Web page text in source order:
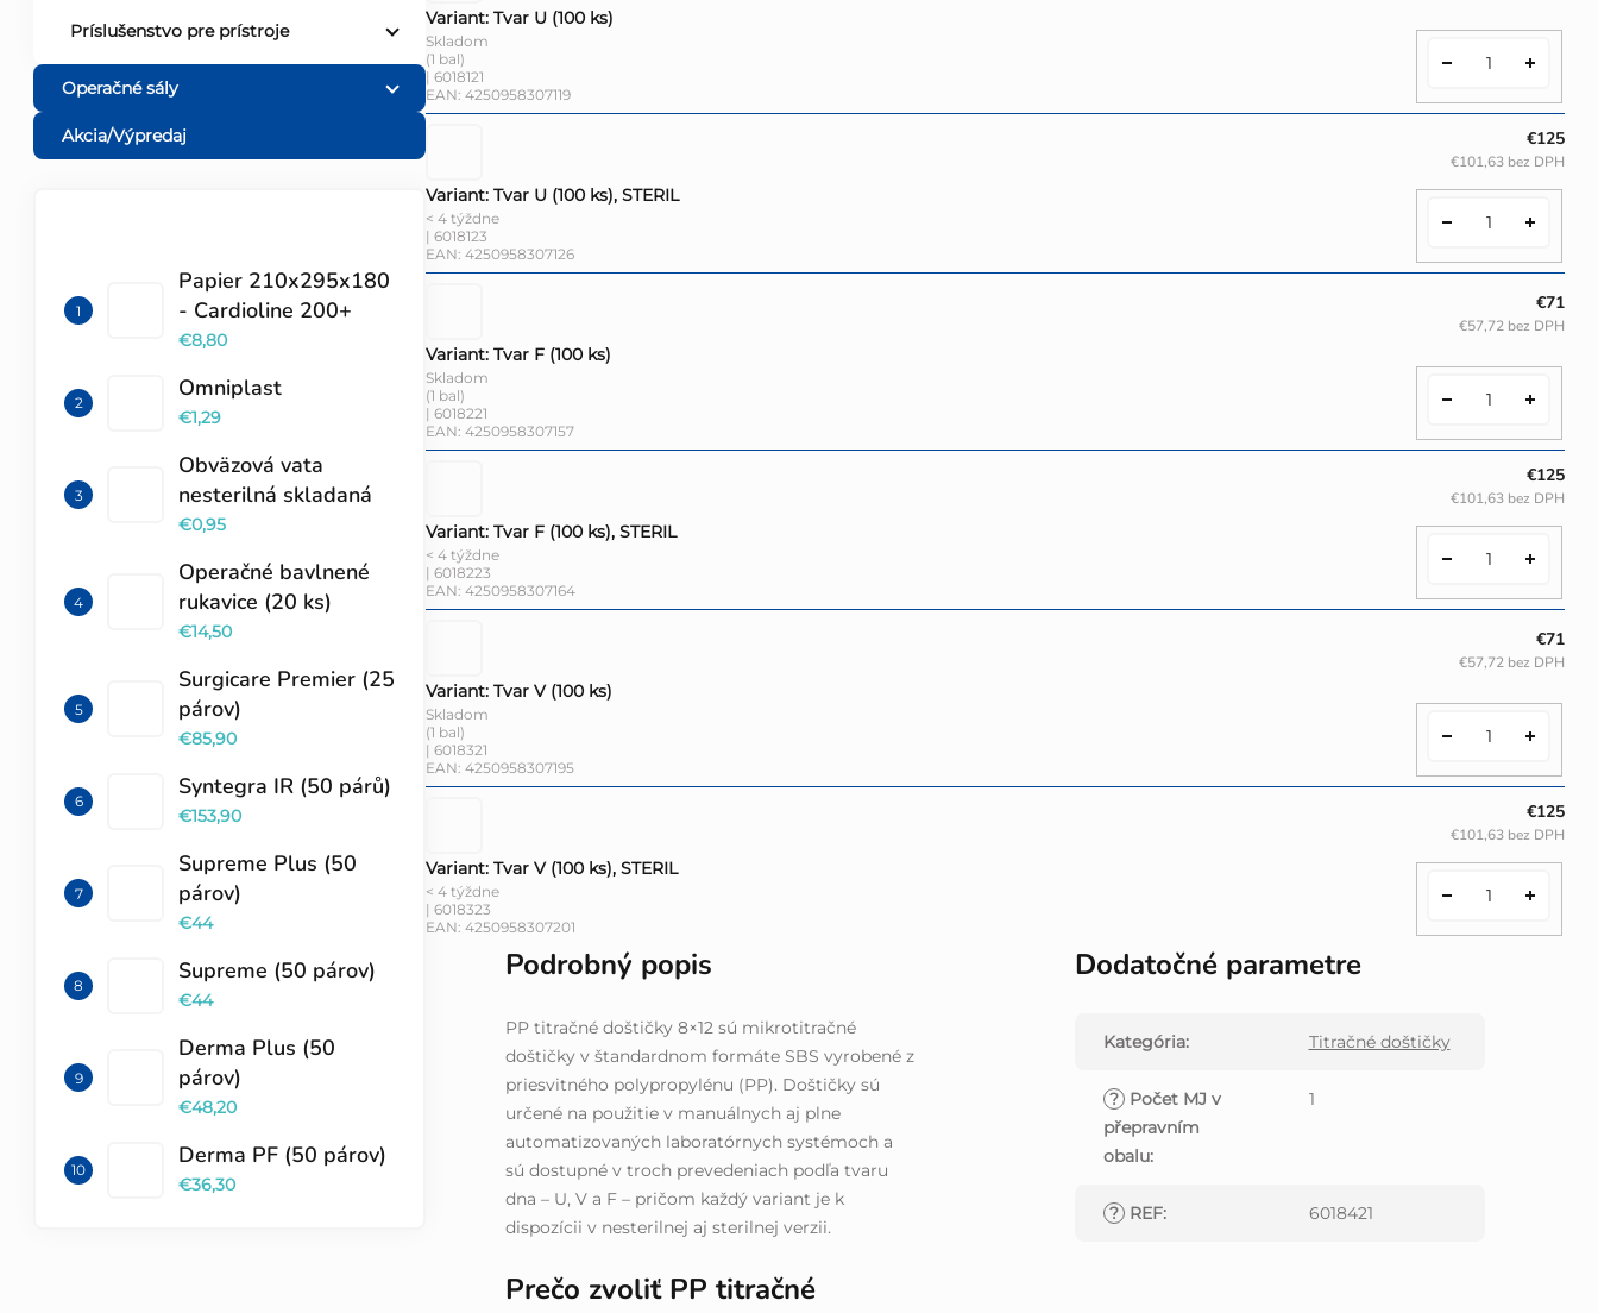
Príslušenstvo pre prístroje
Operačné sály
Akcia/Výpredaj
Papier 210x295x180
- Cardioline 200+
€8,80
Omniplast
€1,29
Obväzová vata
nesterilná skladaná
€0,95
Operačné bavlnené
rukavice (20 ks)
€14,50
Surgicare Premier (25
párov)
€85,90
Syntegra IR (50 párů)
€153,90
Supreme Plus (50
párov)
€44
Supreme (50 párov)
€44
Derma Plus (50
párov)
€48,20
Derma PF (50 párov)
€36,30
Variant: Tvar U (100 ks)
Skladom
(1 bal)
| 6018121
EAN: 4250958307119
Variant: Tvar U (100 ks), STERIL
< 4 týždne
| 6018123
EAN: 4250958307126
€125
€101,63 bez DPH
Variant: Tvar F (100 ks)
Skladom
(1 bal)
| 6018221
EAN: 4250958307157
€71
€57,72 bez DPH
Variant: Tvar F (100 ks), STERIL
< 4 týždne
| 6018223
EAN: 4250958307164
€125
€101,63 bez DPH
Variant: Tvar V (100 ks)
Skladom
(1 bal)
| 6018321
EAN: 4250958307195
€71
€57,72 bez DPH
Variant: Tvar V (100 ks), STERIL
< 4 týždne
| 6018323
EAN: 4250958307201
€125
€101,63 bez DPH
Podrobný popis
PP titračné doštičky 8×12 sú mikrotitračné
doštičky v štandardnom formáte SBS vyrobené z
priesvitného polypropylénu (PP). Doštičky sú
určené na použitie v manuálnych aj plne
automatizovaných laboratórnych systémoch a
sú dostupné v troch prevedeniach podľa tvaru
dna – U, V a F – pričom každý variant je k
dispozícii v nesterilnej aj sterilnej verzii.
Prečo zvoliť PP titračné
Dodatočné parametre
Kategória: Titračné doštičky
? Počet MJ v
přepravním
obalu:
1
? REF: 6018421